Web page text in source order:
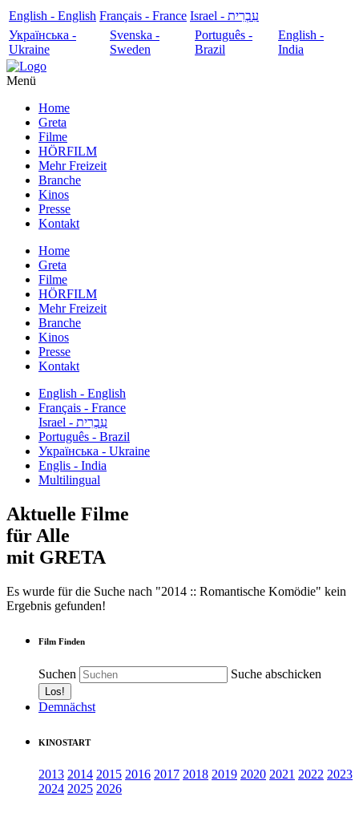
English - English Français - France
עִבְרִית - Israel
Українська -
Ukraine
Svenska -
Sweden
Português -
Brazil
English -
India
Menü
Home
Greta
Filme
HÖRFILM
Mehr Freizeit
Branche
Kinos
Presse
Kontakt
Home
Greta
Filme
HÖRFILM
Mehr Freizeit
Branche
Kinos
Presse
Kontakt
English - English
Français - France
עִבְרִית - Israel
Português - Brazil
Українська - Ukraine
Englis - India
Multilingual
Aktuelle Filme
für Alle
mit GRETA
Es wurde für die Suche nach "2014 :: Romantische Komödie" kein
Ergebnis gefunden!
Film Finden
Suchen Suche abschicken
Demnächst
KINOSTART
2013 2014 2015 2016 2017 2018 2019 2020 2021 2022 2023
2024 2025 2026